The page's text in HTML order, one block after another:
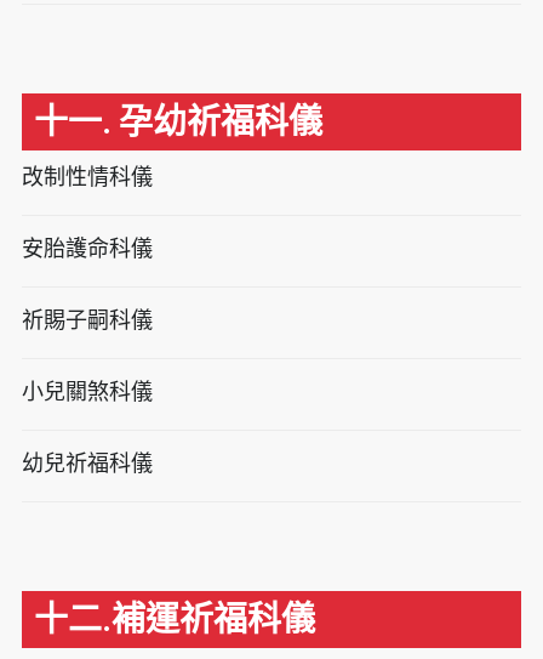
十一. 孕幼祈福科儀
改制性情科儀
安胎護命科儀
祈賜子嗣科儀
小兒關煞科儀
幼兒祈福科儀
十二.補運祈福科儀